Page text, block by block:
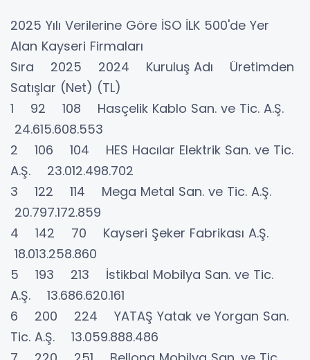
2025 Yılı Verilerine Göre İSO İLK 500'de Yer
Alan Kayseri Firmaları
Sıra 2025 2024 Kuruluş Adı Üretimden
Satışlar (Net) (TL)
1 92 108 Hasçelik Kablo San. ve Tic. A.Ş.
24.615.608.553
2 106 104 HES Hacılar Elektrik San. ve Tic.
A.Ş. 23.012.498.702
3 122 114 Mega Metal San. ve Tic. A.Ş.
20.797.172.859
4 142 70 Kayseri Şeker Fabrikası A.Ş.
18.013.258.860
5 193 213 İstikbal Mobilya San. ve Tic.
A.Ş. 13.686.620.161
6 200 224 YATAŞ Yatak ve Yorgan San.
Tic. A.Ş. 13.059.888.486